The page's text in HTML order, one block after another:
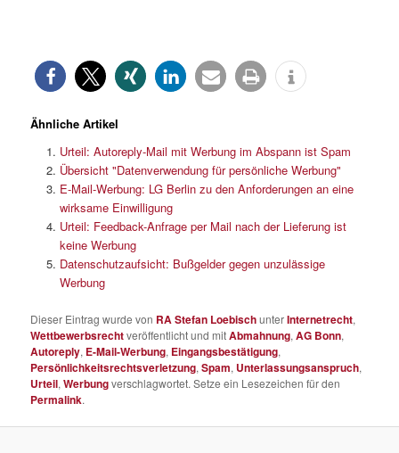
Ähnliche Artikel
Urteil: Autoreply-Mail mit Werbung im Abspann ist Spam
Übersicht "Datenverwendung für persönliche Werbung"
E-Mail-Werbung: LG Berlin zu den Anforderungen an eine
wirksame Einwilligung
Urteil: Feedback-Anfrage per Mail nach der Lieferung ist
keine Werbung
Datenschutzaufsicht: Bußgelder gegen unzulässige
Werbung
Dieser Eintrag wurde von RA Stefan LoebischunterInternetrecht,
Wettbewerbsrechtveröffentlicht und mitAbmahnung,AG Bonn,
Autoreply, E-Mail-Werbung, Eingangsbestätigung,
Persönlichkeitsrechtsverletzung,Spam, Unterlassungsanspruch,
Urteil,Werbungverschlagwortet. Setze ein Lesezeichen für den
Permalink.